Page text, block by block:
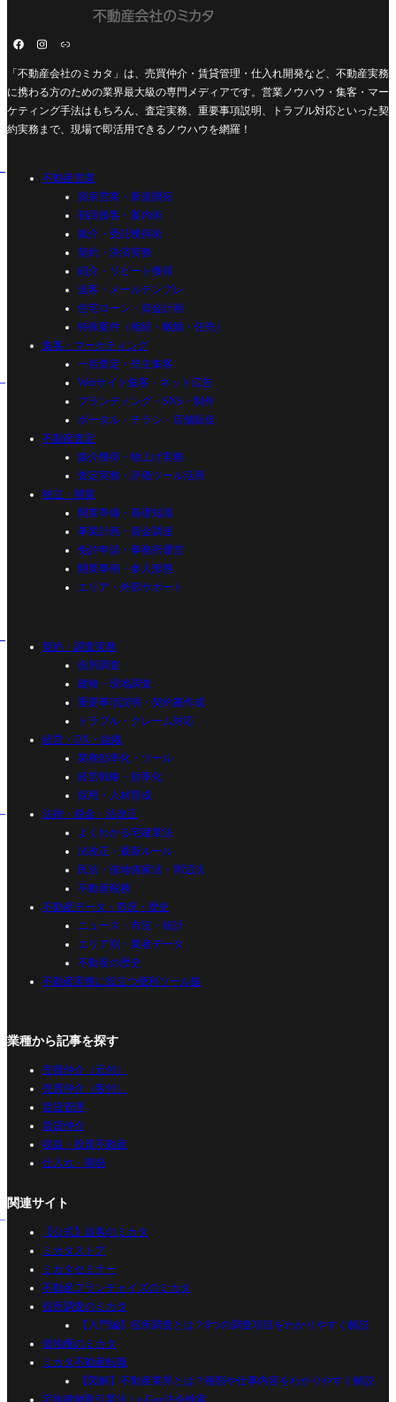
「不動産会社のミカタ」は、売買仲介・賃貸管理・仕入れ開発など、不動産実務
に携わる方のための業界最大級の専門メディアです。営業ノウハウ・集客・マー
ケティング手法はもちろん、査定実務、重要事項説明、トラブル対応といった契
約実務まで、現場で即活用できるノウハウを網羅！
不動産営業
源泉営業・新規開拓
初回接客・案内術
媒介・受託獲得術
契約・決済実務
紹介・リピート獲得
追客・メールテンプレ
住宅ローン・資金計画
特殊案件（相続・離婚・任売）
集客・マーケティング
一括査定・売主集客
Webサイト集客・ネット広告
ブランディング・SNS・制作
ポータル・チラシ・店舗販促
不動産査定
媒介獲得・物上げ実務
査定実務・評価ツール活用
独立・開業
開業準備・基礎知識
事業計画・資金調達
免許申請・事務所運営
開業事例・参入形態
エリア・外部サポート
契約・調査実務
役所調査
建物・現地調査
重要事項説明・契約書作成
トラブル・クレーム対応
経営・DX・組織
業務効率化・ツール
経営戦略・効率化
採用・人材育成
法律・税金・法改正
よくわかる宅建業法
法改正・最新ルール
民法・借地借家法・周辺法
不動産税務
不動産データ・市況・歴史
ニュース・市況・統計
エリア別・業者データ
不動産の歴史
不動産実務に役立つ便利ツール集
業種から記事を探す
売買仲介（元付）
売買仲介（客付）
賃貸管理
賃貸仲介
収益・投資不動産
仕入れ・開発
関連サイト
【公式】追客のミカタ
ミカタストア
ミカタセミナー
不動産フランチャイズのミカタ
役所調査のミカタ
【入門編】役所調査とは？8つの調査項目をわかりやすく解説
借地権のミカタ
ミカタ不動産転職
【図解】不動産業界とは？種類や仕事内容をわかりやすく解説
宅地建物取引業法｜e-Gov法令検索